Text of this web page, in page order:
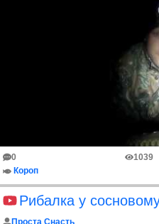
0 1039
Короп
Проста Снасть